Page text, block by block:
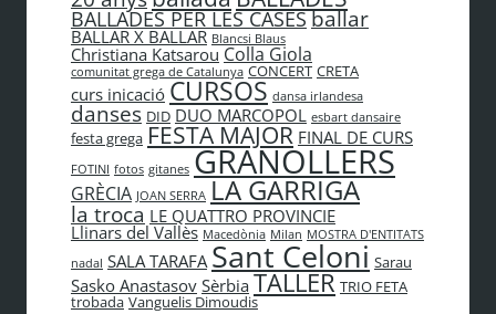
BALLADES PER LES CASESballar
BALLAR X BALLAR Blancsi Blaus
Christiana Katsarou Colla Giola
comunitat grega de Catalunya CONCERT CRETA
curs inicació CURSOS dansa irlandesa
danses DID DUO MARCOPOL esbart dansaire
festa grega FESTA MAJOR FINAL DE CURS
FOTINI fotos gitanes GRANOLLERS
GRÈCIA JOAN SERRA LA GARRIGA
la troca LE QUATTRO PROVINCIE
Llinars del Vallès Macedònia Milan MOSTRA D'ENTITATS
nadal SALA TARAFA Sant Celoni Sarau
Sasko Anastasov Sèrbia TALLER TRIO FETA
trobada Vanguelis Dimoudis